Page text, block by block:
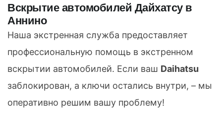
Вскрытие автомобилей Дайхатсу в
Аннино
Наша экстренная служба предоставляет
профессиональную помощь в экстренном
вскрытии автомобилей. Если ваш Daihatsu
заблокирован, а ключи остались внутри, – мы
оперативно решим вашу проблему!